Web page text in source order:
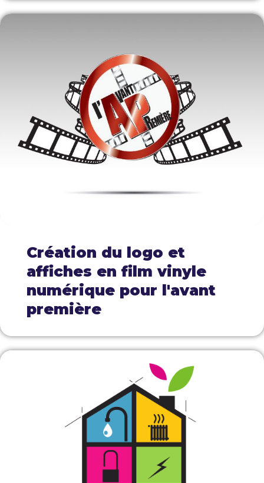
Création du logo et
affiches en film vinyle
numérique pour l'avant
première